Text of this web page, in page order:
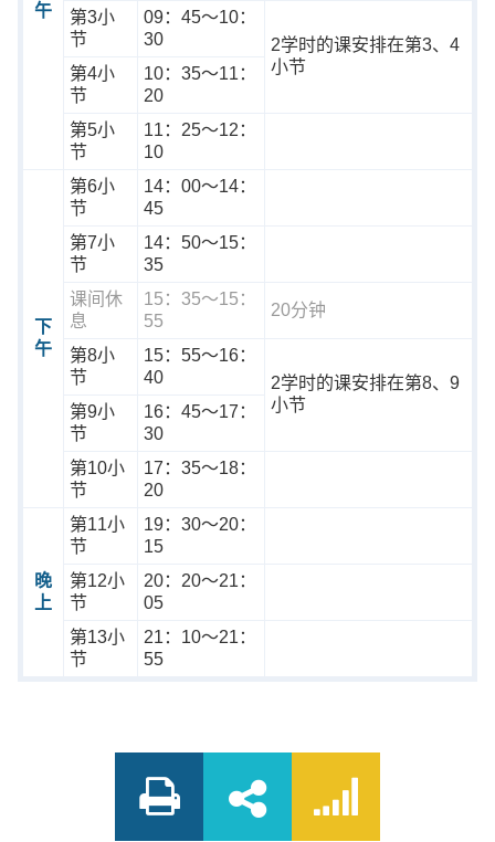
午
第3小
节
09：45～10：
30
2学时的课安排在第3、4
小节
第4小
节
10：35～11：
20
第5小
节
11：25～12：
10
下
午
第6小
节
14：00～14：
45
第7小
节
14：50～15：
35
课间休
息
15：35～15：
55
20分钟
第8小
节
15：55～16：
40
2学时的课安排在第8、9
小节
第9小
节
16：45～17：
30
第10小
节
17：35～18：
20
晚
上
第11小
节
19：30～20：
15
第12小
节
20：20～21：
05
第13小
节
21：10～21：
55